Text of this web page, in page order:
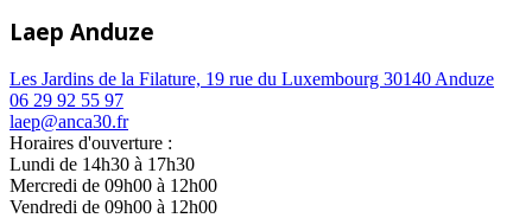
Laep Anduze
Les Jardins de la Filature, 19 rue du Luxembourg 30140 Anduze
06 29 92 55 97
laep@anca30.fr
Horaires d'ouverture :
Lundi de 14h30 à 17h30
Mercredi de 09h00 à 12h00
Vendredi de 09h00 à 12h00